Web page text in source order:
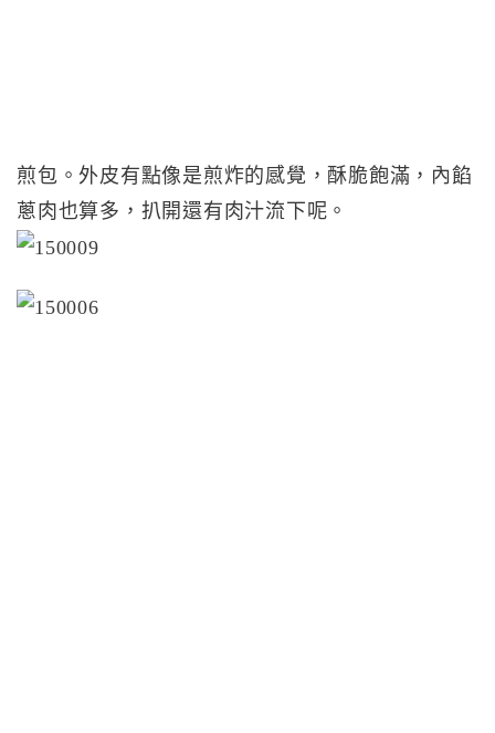
煎包。外皮有點像是煎炸的感覺，酥脆飽滿，內餡
蔥肉也算多，扒開還有肉汁流下呢。